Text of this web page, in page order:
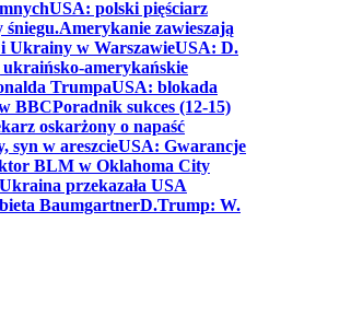
USA: polski pięściarz
śniegu.Amerykanie zawieszają
Ukrainy w WarszawieUSA: D.
amerykańskie
TrumpaUSA: blokada
BBCPoradnik sukces (12-15)
oskarżony o napaść
syn w areszcieUSA: Gwarancje
BLM w Oklahoma City
przekazała USA
BaumgartnerD.Trump: W.